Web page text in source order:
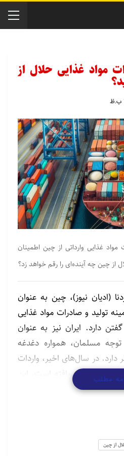
مواد غذایی حلال از
غذایی وارداتی از چین اطمینان
از چین چه آینده‌ای را رقم خواهد زد؟
(ادیان نیوز)، چین به عنوان
تولید و صادرات مواد غذایی
دارد. ایران نیز به عنوان
مسلمان، همواره دغدغه
دارد. در سال‌های اخیر، واردات
ایران افزایش یافته است. این
همچون قیمت مناسب و تنوع
مواد غذایی حلال از چین
مطلب
از چین